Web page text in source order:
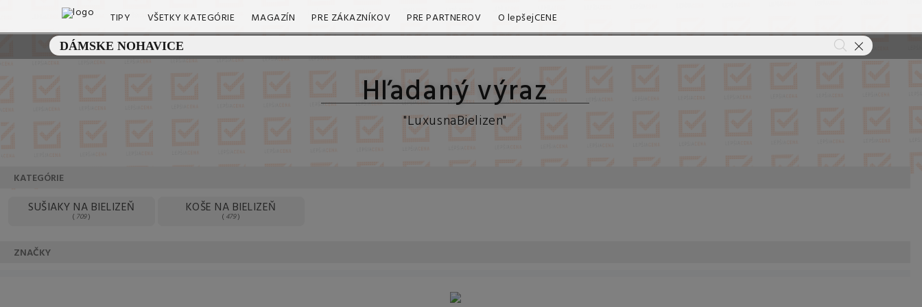
TIPY VŠETKY KATEGÓRIE MAGAZÍN PRE ZÁKAZNÍKOV PRE PARTNEROV O lepšejCENE
Hľadaný výraz
"LuxusnaBielizen"
KATEGÓRIE
SUŠIAKY NA BIELIZEŇ
( 709) KOŠE NA BIELIZEŇ
( 479)
ZNAČKY